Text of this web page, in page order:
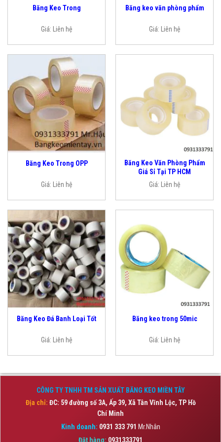
Băng Keo Trong
Giá: Liên hệ
Băng keo văn phòng phẩm
Giá: Liên hệ
Băng Keo Trong OPP
Giá: Liên hệ
Băng Keo Văn Phòng Phẩm
Giá Sỉ Tại TP HCM
Giá: Liên hệ
Băng Keo Đá Banh Loại Tốt
Giá: Liên hệ
Băng keo trong 50mic
Giá: Liên hệ
CÔNG TY TNHH TM SẢN XUẤT BĂNG KEO MIỀN TÂY
Địa chỉ: ĐC: 59 đường số 3A, Ấp 39, Xã Tân Vĩnh Lộc, TP Hồ
Chí Minh
Kinh doanh: 0931 333 791 Mr.Nhân
Đặt hàng: 0931333791